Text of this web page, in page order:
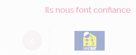
Ils nous font confiance